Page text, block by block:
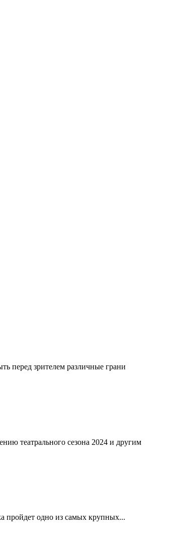
перед зрителем различные грани
театрального сезона 2024 и другим
пройдет одно из самых крупных...